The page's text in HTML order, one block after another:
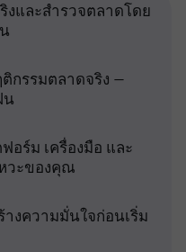
งและสำรวจตลาดโดย
กรรมตลาดจริง —
น
อร์ม เครื่องมือ และ
วะของคุณ
งความมั่นใจก่อนเริ่ม